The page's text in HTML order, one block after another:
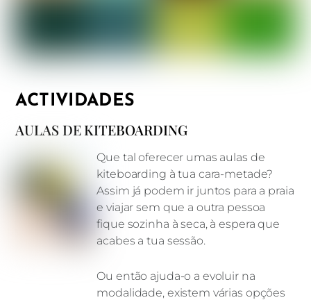
ACTIVIDADES
AULAS DE KITEBOARDING
Que tal oferecer umas aulas de
kiteboarding à tua cara-metade?
Assim já podem ir juntos para a praia
e viajar sem que a outra pessoa
fique sozinha à seca, à espera que
acabes a tua sessão.
Ou então ajuda-o a evoluir na
modalidade, existem várias opções